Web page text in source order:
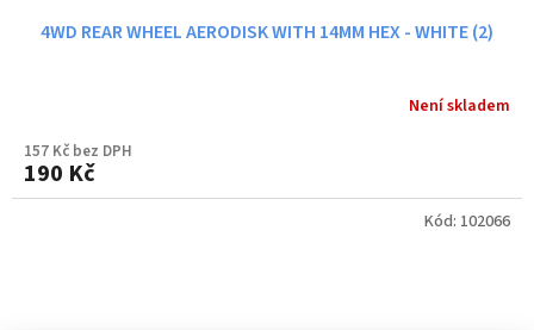
4WD REAR WHEEL AERODISK WITH 14MM HEX - WHITE (2)
Není skladem
157 Kč bez DPH
190 Kč
Kód: 102066